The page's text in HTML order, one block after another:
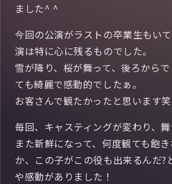
ました^ ^
今回の公演がラストの卒業生もい
演は特に心に残るものでした。
雪が降り、桜が舞って、後ろから
ても綺麗で感動的でしたぁ。
お客さんで観たかったと思います笑
毎回、キャスティングが変わり、
また新鮮になって、何度観ても飽
か、この子がこの役も出来るんだ?
や感動がありました！